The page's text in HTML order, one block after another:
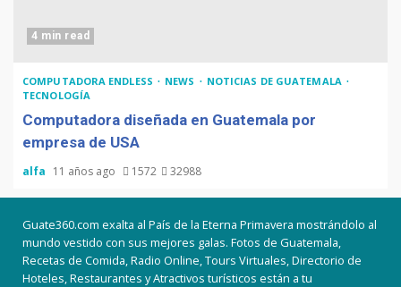
4 min read
COMPUTADORA ENDLESS NEWS
NOTICIAS DE GUATEMALA
TECNOLOGÍA
Computadora diseñada en Guatemala por
empresa de USA
alfa 11 años ago 1572 32988
Guate360.com exalta al País de la Eterna Primavera mostrándolo al
mundo vestido con sus mejores galas. Fotos de Guatemala,
Recetas de Comida, Radio Online, Tours Virtuales, Directorio de
Hoteles, Restaurantes y Atractivos turísticos están a tu